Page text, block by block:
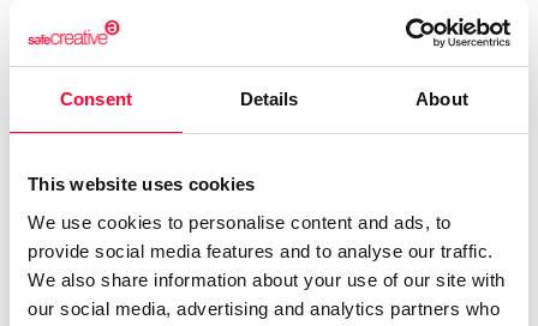
Consent Details About
This website uses cookies
We use cookies to personalise content and ads, to
provide social media features and to analyse our traffic.
We also share information about your use of our site with
our social media, advertising and analytics partners who
About the creator
Alicia Bermúdez Merino
Escritora, porque la escritura es lo que profeso. Pero, no